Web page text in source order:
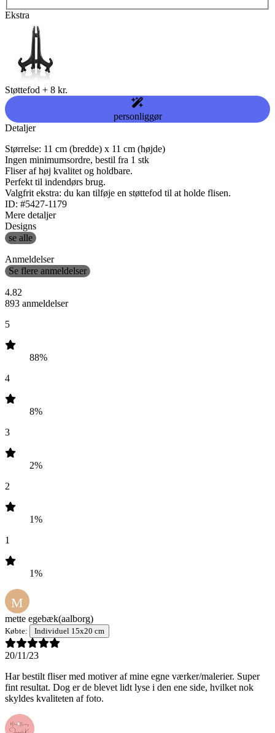
Ekstra
Støttefod + 8 kr.
personliggør
Detaljer
Størrelse: 11 cm (bredde) x 11 cm (højde)
Ingen minimumsordre, bestil fra 1 stk
Fliser af høj kvalitet og holdbare.
Perfekt til indendørs brug.
Valgfrit ekstra: du kan tilføje en støttefod til at holde flisen.
ID: #5427-1179
Mere detaljer
Designs
se alle
Anmeldelser
Se flere anmeldelser
4.82
893 anmeldelser
5
88%
4
8%
3
2%
2
1%
1
1%
M
mette egebæk(aalborg)
Købte: Individuel 15x20 cm
20/11/23
Har bestilt fliser med motiver af mine egne værker/malerier. Super
fint resultat. Dog er de blevet lidt lyse i den ene side, hvilket nok
skyldes kvaliteten af foto.